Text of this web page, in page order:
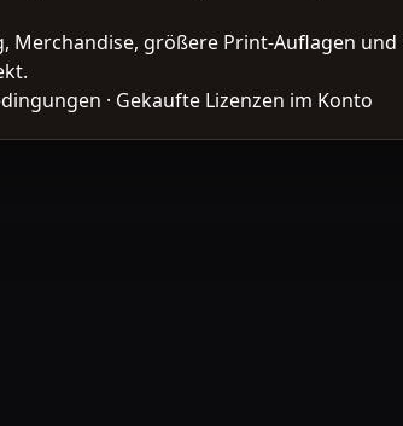
Merchandise, größere Print-Auflagen
· Gekaufte Lizenzen im Konto